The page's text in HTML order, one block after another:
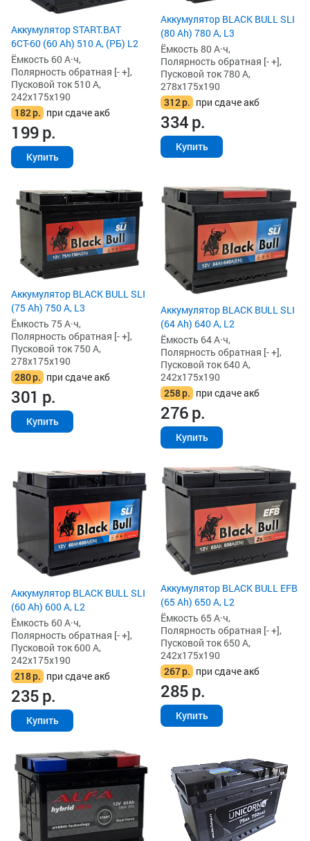
Аккумулятор START.BAT
6СТ-60 (60 Ah) 510 А, (РБ) L2
Ёмкость 60 А·ч,
Полярность обратная [- +],
Пусковой ток 510 А,
242x175x190
182р. при сдаче акб
199р.
Купить
Аккумулятор BLACK BULL SLI
(80 Ah) 780 А, L3
Ёмкость 80 А·ч,
Полярность обратная [- +],
Пусковой ток 780 А,
278x175x190
312р. при сдаче акб
334р.
Купить
Аккумулятор BLACK BULL SLI
(75 Ah) 750 А, L3
Ёмкость 75 А·ч,
Полярность обратная [- +],
Пусковой ток 750 А,
278x175x190
280р. при сдаче акб
301 р.
Купить
Аккумулятор BLACK BULL SLI
(64 Ah) 640 А, L2
Ёмкость 64 А·ч,
Полярность обратная [- +],
Пусковой ток 640 А,
242x175x190
258р. при сдаче акб
276р.
Купить
Аккумулятор BLACK BULL SLI
(60 Ah) 600 А, L2
Ёмкость 60 А·ч,
Полярность обратная [- +],
Пусковой ток 600 А,
242x175x190
218р. при сдаче акб
235р.
Купить
Аккумулятор BLACK BULL EFB
(65 Ah) 650 А, L2
Ёмкость 65 А·ч,
Полярность обратная [- +],
Пусковой ток 650 А,
242x175x190
267р. при сдаче акб
285р.
Купить